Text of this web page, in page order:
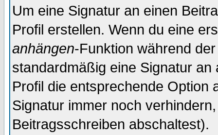
Um eine Signatur an einen
Profil erstellen. Wenn du eine
anhängen-Funktion während
standardmäßig eine Signatur
Profil die entsprechende Option
Signatur immer noch
Beitragsschreiben abschaltest).